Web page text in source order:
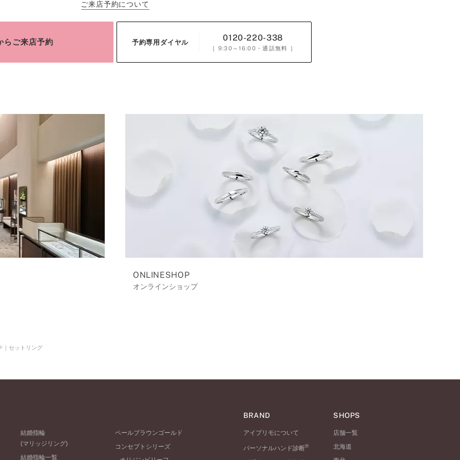
ご来店予約について
らご来店予約 予約専用ダイヤル 0120-220-338
［ 9:30～16:00 ・通話無料 ］
ONLINESHOP
オンラインショップ
｜セットリング
結婚指輪
(マリッジリング)
結婚指輪一覧
ペールブラウンゴールド
コンセプトシリーズ
BRAND
アイプリモについて
パーソナルハンド診断®
SHOPS
店舗一覧
北海道